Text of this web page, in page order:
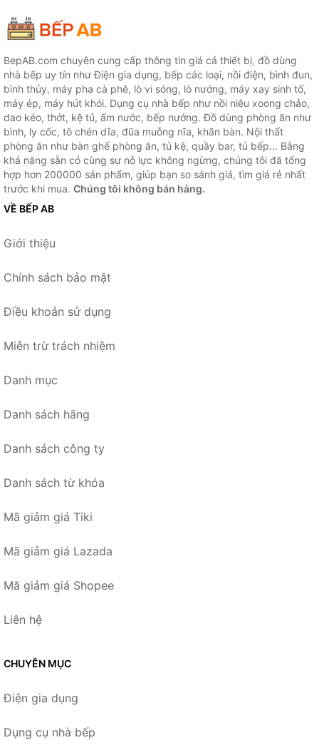
BepAB.com chuyên cung cấp thông tin giá cả thiết bị, đồ dùng
nhà bếp uy tín như Điện gia dụng, bếp các loại, nồi điện, bình đun,
bình thủy, máy pha cà phê, lò vi sóng, lò nướng, máy xay sinh tố,
máy ép, máy hút khói. Dụng cụ nhà bếp như nồi niêu xoong chảo,
dao kéo, thớt, kệ tủ, ấm nước, bếp nướng. Đồ dùng phòng ăn như
bình, ly cốc, tô chén dĩa, đũa muỗng nĩa, khăn bàn. Nội thất
phòng ăn như bàn ghế phòng ăn, tủ kệ, quầy bar, tủ bếp... Bằng
khả năng sẵn có cùng sự nỗ lực không ngừng, chúng tôi đã tổng
hợp hơn 200000 sản phẩm, giúp bạn so sánh giá, tìm giá rẻ nhất
trước khi mua. Chúng tôi không bán hàng.
VỀ BẾP AB
Giới thiệu
Chính sách bảo mật
Điều khoản sử dụng
Miễn trừ trách nhiệm
Danh mục
Danh sách hãng
Danh sách công ty
Danh sách từ khóa
Mã giảm giá Tiki
Mã giảm giá Lazada
Mã giảm giá Shopee
Liên hệ
CHUYÊN MỤC
Điện gia dụng
Dụng cụ nhà bếp